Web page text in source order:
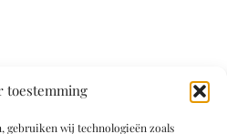
toestemming
gebruiken wij technologieën zoals